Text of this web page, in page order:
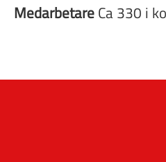
MedarbetareCa 330 i